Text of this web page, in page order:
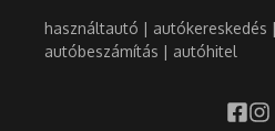
használtautó | autókereskedés
autóbeszámítás | autóhitel